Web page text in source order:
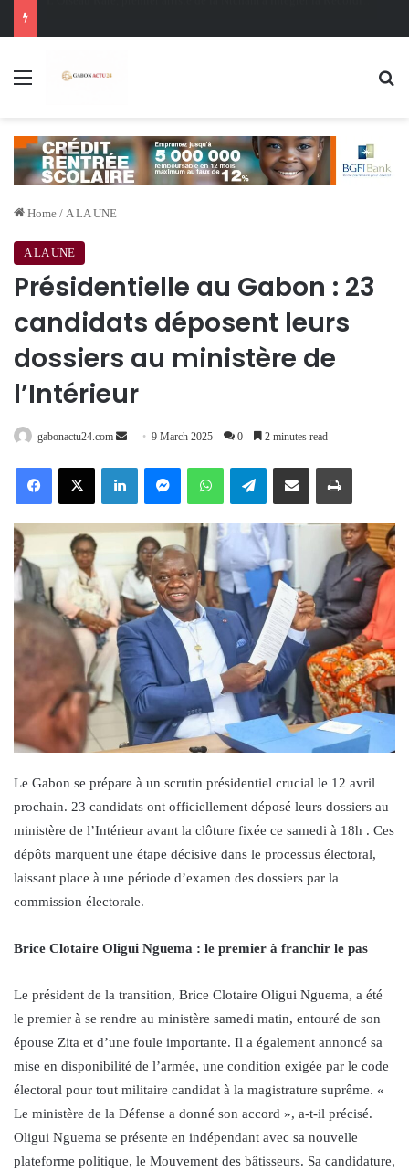
Menu
Home / A LA UNE
A LA UNE
Présidentielle au Gabon : 23
candidats déposent leurs
dossiers au ministère de
l’Intérieur
gabonactu24.com
Send 9 March 2025 0 2 minutes read
FacebookX LinkedInMessengerWhatsAppTelegramShare via Email Print
Le Gabon se prépare à un scrutin présidentiel crucial le 12 avril
prochain. 23 candidats ont officiellement déposé leurs dossiers au
ministère de l’Intérieur avant la clôture fixée ce samedi à 18h . Ces
dépôts marquent une étape décisive dans le processus électoral,
laissant place à une période d’examen des dossiers par la
commission électorale.
Brice Clotaire Oligui Nguema : le premier à franchir le pas
Le président de la transition, Brice Clotaire Oligui Nguema, a été
le premier à se rendre au ministère samedi matin, entouré de son
épouse Zita et d’une foule importante. Il a également annoncé sa
mise en disponibilité de l’armée, une condition exigée par le code
électoral pour tout militaire candidat à la magistrature suprême. «
Le ministère de la Défense a donné son accord », a-t-il précisé.
Oligui Nguema se présente en indépendant avec sa nouvelle
plateforme politique, le Mouvement des bâtisseurs. Sa candidature,